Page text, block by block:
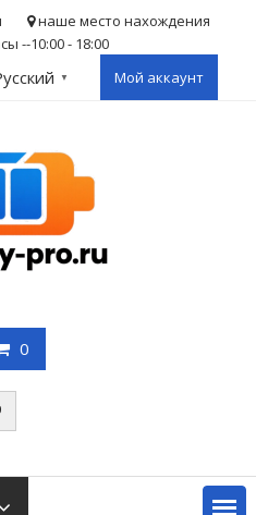
наше место нахождения
--10:00 - 18:00
▼ Мой аккаунт
0